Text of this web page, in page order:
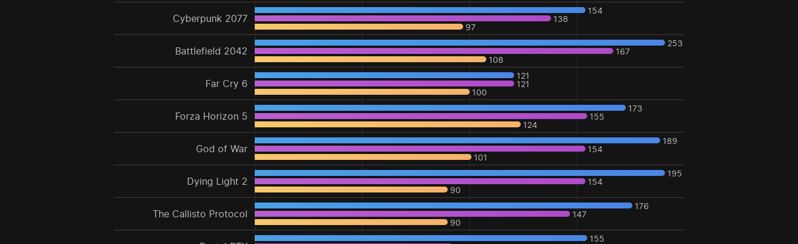
Cyberpunk 2077
154
138
97
Battlefield 2042
253
167
108
Far Cry 6
121
121
100
Forza Horizon 5
173
155
124
God of War
189
154
101
Dying Light 2
195
154
90
The Callisto Protocol
176
147
90
155